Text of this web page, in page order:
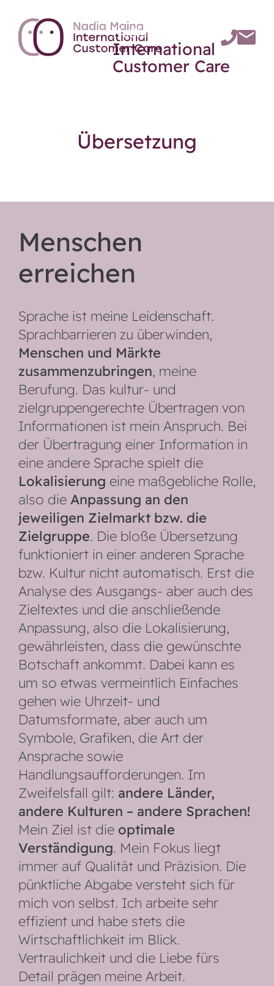
Nadia Maina
International
Customer Care
Übersetzung
Menschen
erreichen
Sprache ist meine Leidenschaft.
Sprachbarrieren zu überwinden,
Menschen und Märkte
zusammenzubringen, meine
Berufung. Das kultur- und
zielgruppengerechte Übertragen von
Informationen ist mein Anspruch. Bei
der Übertragung einer Information in
eine andere Sprache spielt die
Lokalisierung eine maßgebliche Rolle,
also die Anpassung an den
jeweiligen Zielmarkt bzw. die
Zielgruppe. Die bloße Übersetzung
funktioniert in einer anderen Sprache
bzw. Kultur nicht automatisch. Erst die
Analyse des Ausgangs- aber auch des
Zieltextes und die anschließende
Anpassung, also die Lokalisierung,
gewährleisten, dass die gewünschte
Botschaft ankommt. Dabei kann es
um so etwas vermeintlich Einfaches
gehen wie Uhrzeit- und
Datumsformate, aber auch um
Symbole, Grafiken, die Art der
Ansprache sowie
Handlungsaufforderungen. Im
Zweifelsfall gilt: andere Länder,
andere Kulturen – andere Sprachen!
Mein Ziel ist die optimale
Verständigung. Mein Fokus liegt
immer auf Qualität und Präzision. Die
pünktliche Abgabe versteht sich für
mich von selbst. Ich arbeite sehr
effizient und habe stets die
Wirtschaftlichkeit im Blick.
Vertraulichkeit und die Liebe fürs
Detail prägen meine Arbeit.